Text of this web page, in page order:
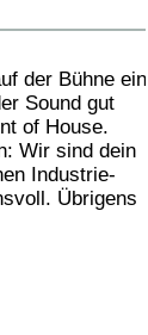
der Bühne ein
Sound gut
of House.
Wir sind dein
Industrie-
Übrigens